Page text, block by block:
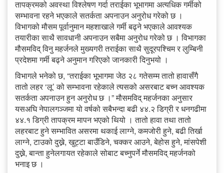
तापक्रमको अवस्था विश्लेषण गर्दा तराईका भूभागमा अत्यधिक गर्मीको
सम्भावना रहने भएकाले सतर्कता अपनाउन अनुरोध गरेको छ ।
विभागको मौसम पूर्वानुमान महशाखाले गर्मी बढ्ने भएकाले आवश्यक
तयारीका साथै सावधानी अपनाउन सबैमा अनुरोध गरेको छ । विभागका
मौसमविद् विनु महर्जनले मुख्यगरी तराईका साथै सुदूरपश्चिम र लुम्बिनी
प्रदेशमा गर्मी बढ्ने अनुमान गरिएको जानकारी दिनुभयो ।
विभागले भनेको छ, “तराईका भूभागमा जेठ २८ गतेसम्म तातो हावासँगै
तातो लहर ‘लू’ को सम्भावना रहेकाले त्यसको असरबाट बच्न आवश्यक
सतर्कता अपनाउन हुन अनुरोध छ ।” मौसमविद् महर्जनका अनुसार
यसअघि नेपालगञ्जमा यो वर्षको सबैभन्दा बढी ४४.२ डिग्री र धनगढीमा
४४.१ डिग्री तापक्रम मापन भएको थियो । तातो हावा तथा तातो
लहरबाट हुने सम्भावित असरमा थकाई लाग्ने, कमजोरी हुने, बढी तिर्खा
लाग्ने, टाउको दुख्ने, खुट्टा बाउँडिने, चक्कर आउने, बेहोस हुने, मांसपेशी
दुख्ने, बान्ता हुनेलगायत रहेकाले सोबाट बच्नुपर्ने मौसमविद् महर्जनको
भनाइ छ ।